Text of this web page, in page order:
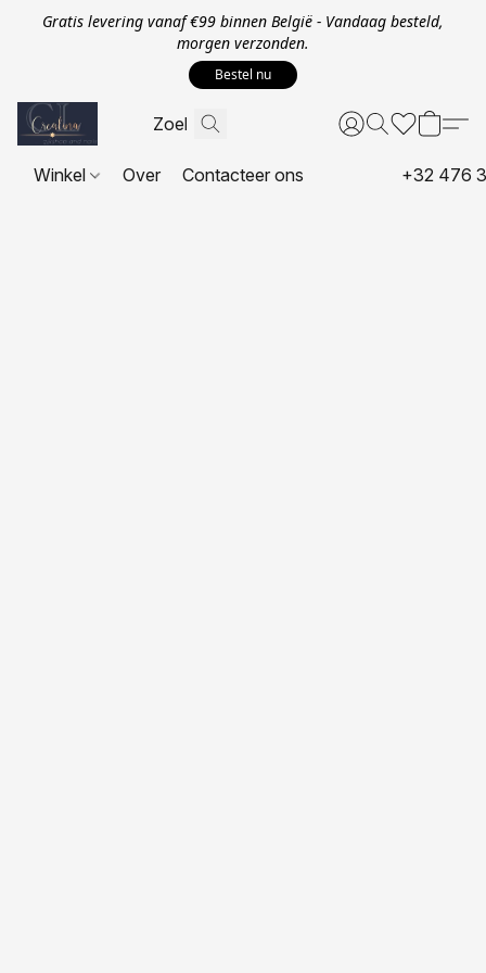
Gratis levering vanaf €99 binnen België - Vandaag besteld,
morgen verzonden.
Bestel nu
Winkel Over Contacteer ons +32 476